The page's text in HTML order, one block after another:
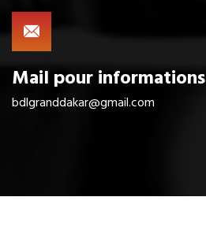
Mail pour informations
bdlgranddakar@gmail.com